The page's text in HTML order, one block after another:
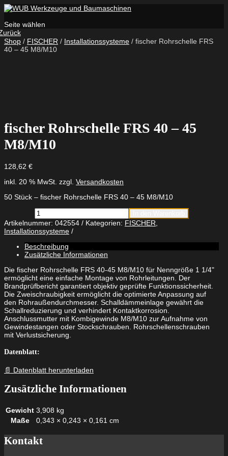
Seite wählen
Shop / FISCHER / Installationssysteme / fischer Rohrschelle FRS
40 – 45 M8/M10
fischer Rohrschelle FRS 40 – 45
M8/M10
128,62 €
inkl. 20 % MwSt. zzgl. Versandkosten
50 Stück – fischer Rohrschelle FRS 40 – 45 M8/M10
fischer
Rohrschelle
FRS
40
-
45
M8/M10
Menge
Artikelnummer: 042554 Kategorien: FISCHER
Installationssysteme
Beschreibung
Zusätzliche Informationen
Die fischer Rohrschelle FRS 40-45 M8/M10 für Nenngröße 1 1/4"
ermöglicht eine einfache Montage von Rohrleitungen. Der
Brandprüfbericht garantiert objektiv geprüfte Funktionssicherheit.
Die Zweischraubigkeit ermöglicht die optimierte Anpassung auf
den Rohraußendurchmesser. Schalldämmeinlage gewährt die
Schallreduzierung und verhindert Kontaktkorrosion.
Anschlussmutter mit Kombigewinde M8/M10 zur Aufnahme von
Gewindestangen oder Stockschrauben. Rohrschellenschrauben
mit Verlustsicherung.
Datenblatt:
📄 Datenblatt herunterladen
Zusätzliche Informationen
Gewicht 3,908 kg
Maße
0,343 × 0,243 × 0,161 cm
Kontakt